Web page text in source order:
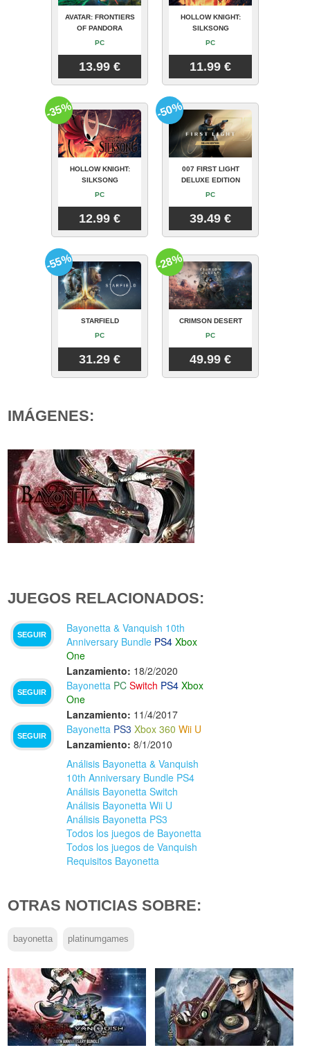
AVATAR: FRONTIERS
OF PANDORA
PC
13.99 €
HOLLOW KNIGHT:
SILKSONG
PC
11.99 €
HOLLOW KNIGHT:
SILKSONG
PC
12.99 €
-35%
007 FIRST LIGHT
DELUXE EDITION
PC
39.49 €
-50%
STARFIELD
PC
31.29 €
-55%
CRIMSON DESERT
PC
49.99 €
-28%
IMÁGENES:
JUEGOS RELACIONADOS:
SEGUIR
Bayonetta & Vanquish 10th
Anniversary Bundle PS4 Xbox
One
Lanzamiento: 18/2/2020
SEGUIR
Bayonetta PC Switch PS4 Xbox
One
Lanzamiento: 11/4/2017
SEGUIR
Bayonetta PS3 Xbox 360 Wii U
Lanzamiento: 8/1/2010
Análisis Bayonetta & Vanquish
10th Anniversary Bundle PS4
Análisis Bayonetta Switch
Análisis Bayonetta Wii U
Análisis Bayonetta PS3
Todos los juegos de Bayonetta
Todos los juegos de Vanquish
Requisitos Bayonetta
OTRAS NOTICIAS SOBRE:
bayonetta platinumgames